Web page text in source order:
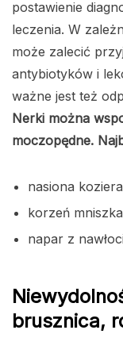
postawienie
leczenia. W
może zalecić
antybiotyków i
ważne jest też
Nerki można
moczopędne.
nasiona
korzeń
napar z
brusznica,